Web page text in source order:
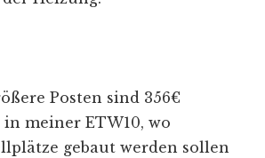
Posten sind 356€
meiner ETW10, wo
gebaut werden sollen